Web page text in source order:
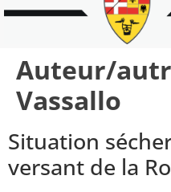
Auteur/
Vassallo
Situation
versant de la